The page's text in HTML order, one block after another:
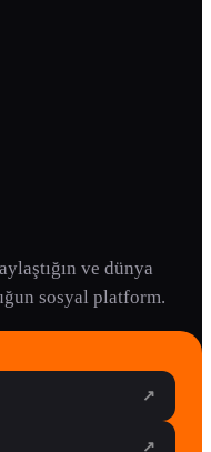
ve dünya
sosyal platform.
↗
↗